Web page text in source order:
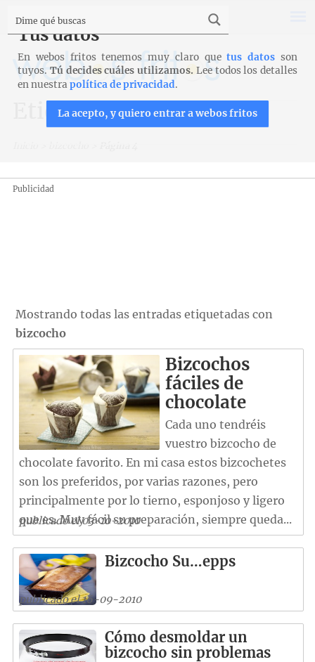
Etiqueta: bizcocho
Publicidad
Mostrando todas las entradas etiquetadas con
bizcocho
Bizcochos
fáciles de
chocolate
Cada uno tendréis
vuestro bizcocho de
chocolate favorito. En mi casa estos bizcochetes
son los preferidos, por varias razones, pero
principalmente por lo tierno, esponjoso y ligero
que es. Muy fácil su preparación, siempre queda...
publicado el 03-10-2010
Bizcocho Su…epps
publicado el 16-09-2010
Cómo desmoldar un
bizcocho sin problemas
Tus datos
En webos fritos tenemos muy claro quetus datos son
tuyos. Tú decides cuáles utilizamos. Lee todos los detalles
en nuestrapolítica de privacidad.
La acepto, y quiero entrar a webos fritos